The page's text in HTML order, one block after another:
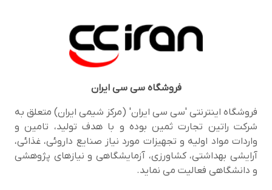
فروشگاهسی سی ایران
فروشگاه اینترنتی 'سی سی ایران' (مرکز شیمی ایران) متعلق به
شرکت راتین تجارت ثمین بوده و با هدف تولید، تامین و
واردات مواد اولیه و تجهیزات مورد نیاز صنایع داروئی، غذائی،
آرایشی بهداشتی، کشاورزی، آزمایشگاهی و نیازهای پژوهشی
و دانشگاهی فعالیت می نماید.